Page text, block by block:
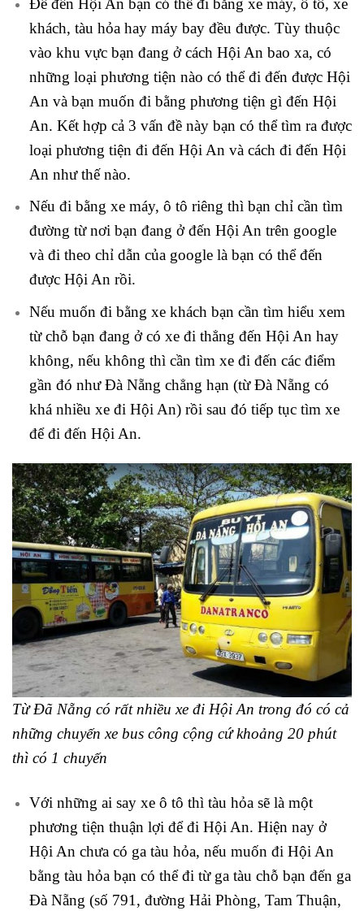
khách, tàu hỏa hay máy bay đều được. Tùy thuộc
vào khu vực bạn đang ở cách Hội An bao xa, có
những loại phương tiện nào có thể đi đến được Hội
An và bạn muốn đi bằng phương tiện gì đến Hội
An. Kết hợp cả 3 vấn đề này bạn có thể tìm ra được
loại phương tiện đi đến Hội An và cách đi đến Hội
An như thế nào.
Nếu đi bằng xe máy, ô tô riêng thì bạn chỉ cần tìm
đường từ nơi bạn đang ở đến Hội An trên google
và đi theo chỉ dẫn của google là bạn có thể đến
được Hội An rồi.
Nếu muốn đi bằng xe khách bạn cần tìm hiểu xem
từ chỗ bạn đang ở có xe đi thẳng đến Hội An hay
không, nếu không thì cần tìm xe đi đến các điểm
gần đó như Đà Nẵng chẳng hạn (từ Đà Nẵng có
khá nhiều xe đi Hội An) rồi sau đó tiếp tục tìm xe
để đi đến Hội An.
Từ Đã Nẵng có rất nhiều xe đi Hội An trong đó có cả
những chuyến xe bus công cộng cứ khoảng 20 phút
thì có 1 chuyến
Với những ai say xe ô tô thì tàu hỏa sẽ là một
phương tiện thuận lợi để đi Hội An. Hiện nay ở
Hội An chưa có ga tàu hỏa, nếu muốn đi Hội An
bằng tàu hỏa bạn có thể đi từ ga tàu chỗ bạn đến ga
Đà Nẵng (số 791, đường Hải Phòng, Tam Thuận,